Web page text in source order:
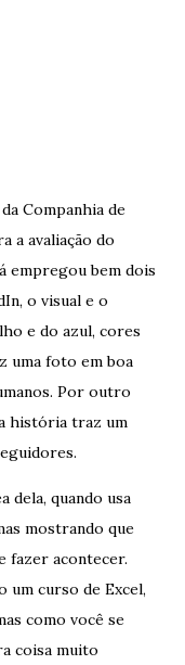
Companhia de
a avaliação do
empregou bem dois
o visual e o
e do azul, cores
uma foto em boa
Por outro
história traz um
dela, quando usa
mostrando que
fazer acontecer.
um curso de Excel,
como você se
coisa muito